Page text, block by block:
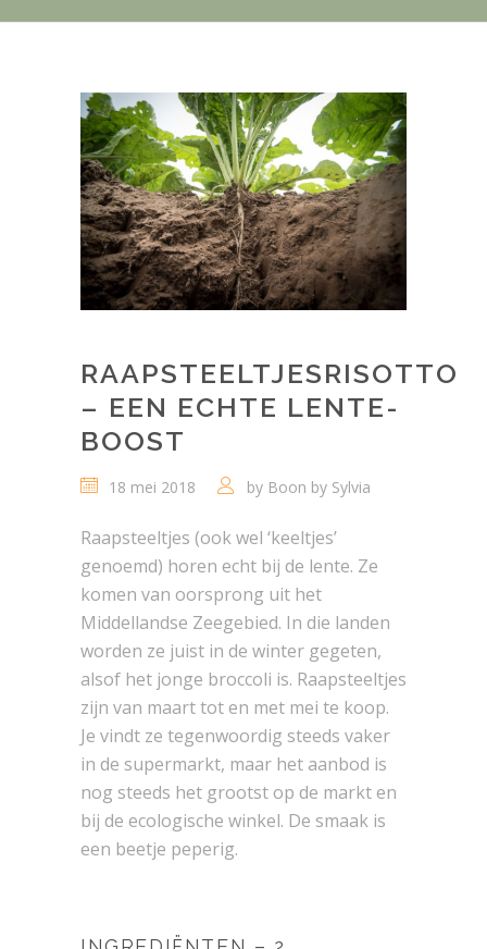
RAAPSTEELTJESRISOTTO
– EEN ECHTE LENTE-
BOOST
18 mei 2018 by Boon by Sylvia
Raapsteeltjes (ook wel ‘keeltjes’
genoemd) horen echt bij de lente. Ze
komen van oorsprong uit het
Middellandse Zeegebied. In die landen
worden ze juist in de winter gegeten,
alsof het jonge broccoli is. Raapsteeltjes
zijn van maart tot en met mei te koop.
Je vindt ze tegenwoordig steeds vaker
in de supermarkt, maar het aanbod is
nog steeds het grootst op de markt en
bij de ecologische winkel. De smaak is
een beetje peperig.